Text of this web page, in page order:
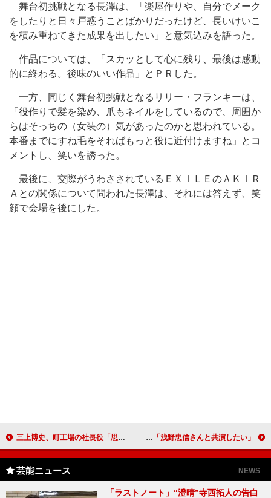
舞台初挑戦となる長澤は、「楽屋作りや、自分でメーク
をしたりと日々戸惑うことばかりだったけど、長いけいこ
を積み重ねてきた成果を出したい」と意気込みを語った。
作品については、「スカッとして心に残り、最後は感動
的に終わる。後味のいい作品」とＰＲした。
一方、同じく舞台初挑戦となるリリー・フランキーは、
「役作りで髪を染め、爪もネイルをしているので、周囲か
らはそっちの（女装の）気があったのかと思われている。
本番までにすね毛をそればもっと役に近付けますね」とコ
メントし、笑いを誘った。
最後に、交際がうわさされているＥＸＩＬＥのＡＫＩＲ
Ａとの関係について問われた長澤は、それには答えず、笑
顔で会場を後にした。
三上博史、町工場の社長役「思いっきり演じた」 寺島しのぶ、渡部篤郎と連続ドラマＷ「下町ロケット」 イ・ジュンヒョク、「恋愛したいけど時間がない」 「浅野忠信さんと共演したい」
芸能ニュース NEWS
「ラストノート」“澄晴”寺西拓人の告白